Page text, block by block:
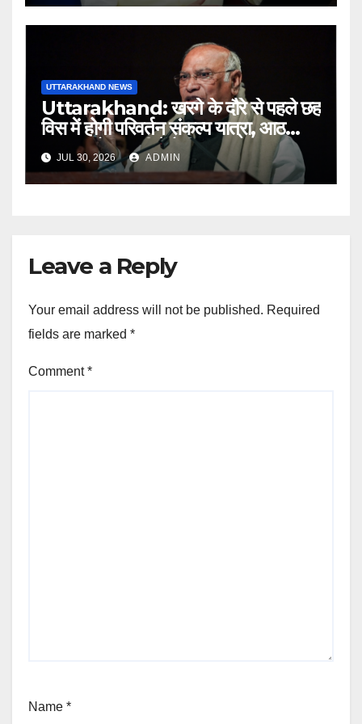
UTTARAKHAND NEWS
Uttarakhand: खरगे के दौरे से पहले छह
विस में होगी परिवर्तन संकल्प यात्रा, आठ
अगस्त को हल्द्वानी में रैली
JUL 30, 2026 ADMIN
Leave a Reply
Your email address will not be published. Required
fields are marked *
Comment*
Name *